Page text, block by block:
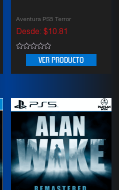
Aventura PS5 Terror
Desde:$10.81
5
VER PRODUCTO